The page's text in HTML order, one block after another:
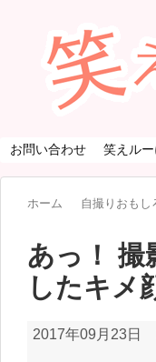
お問い合わせ 笑えル
ホーム 自撮りおもし
あっ！ 撮
したキメ
2017年09月23日